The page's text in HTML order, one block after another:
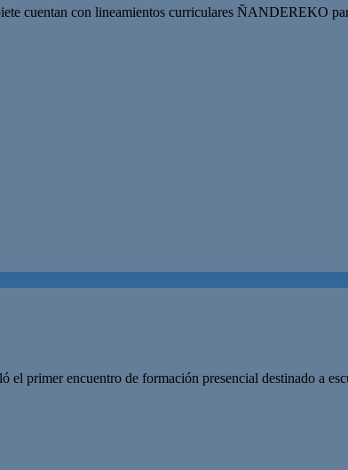
cuentan con lineamientos curriculares ÑANDEREKO
primer encuentro de formación presencial destinado a